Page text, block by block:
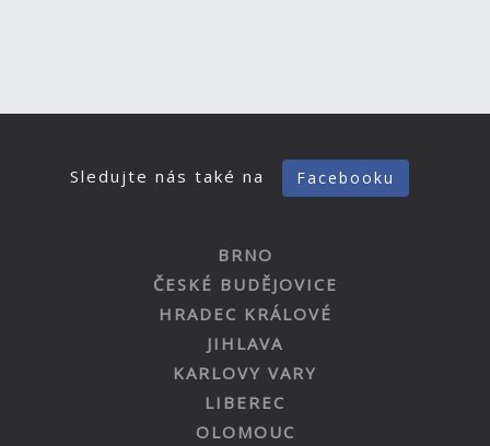
Sledujte nás také na Facebooku
BRNO
ČESKÉ BUDĚJOVICE
HRADEC KRÁLOVÉ
JIHLAVA
KARLOVY VARY
LIBEREC
OLOMOUC